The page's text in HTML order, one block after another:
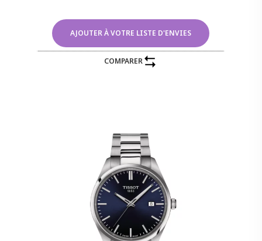
AJOUTER À VOTRE LISTE D'ENVIES
COMPARER